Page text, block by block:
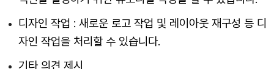
디자인 작업 : 새로운 로고 작업 및 레이아웃 재구성 등 디
자인 작업을 처리할 수 있습니다.
기타 의견 제시